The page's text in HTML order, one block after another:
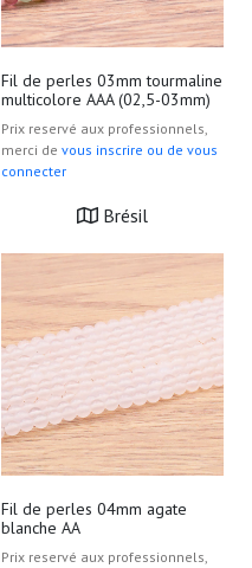
Fil de perles 03mm tourmaline
multicolore AAA (02,5-03mm)
Prix reservé aux professionnels,
merci de vous inscrire ou de vous
connecter
Brésil
Fil de perles 04mm agate
blanche AA
Prix reservé aux professionnels,